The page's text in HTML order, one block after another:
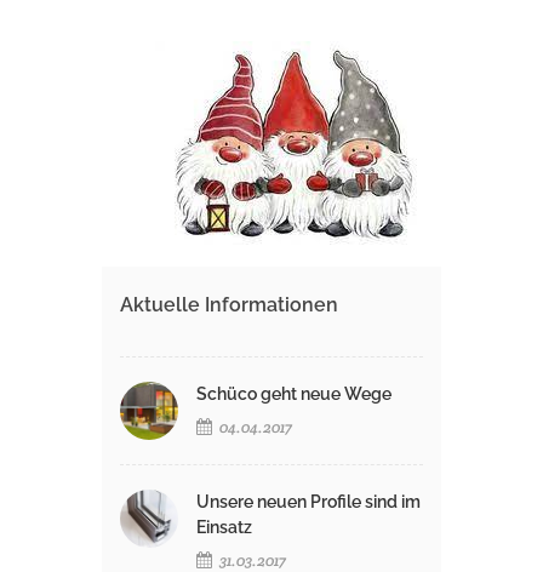
Aktuelle Informationen
Schüco geht neue Wege
04.04.2017
Unsere neuen Profile sind im
Einsatz
31.03.2017